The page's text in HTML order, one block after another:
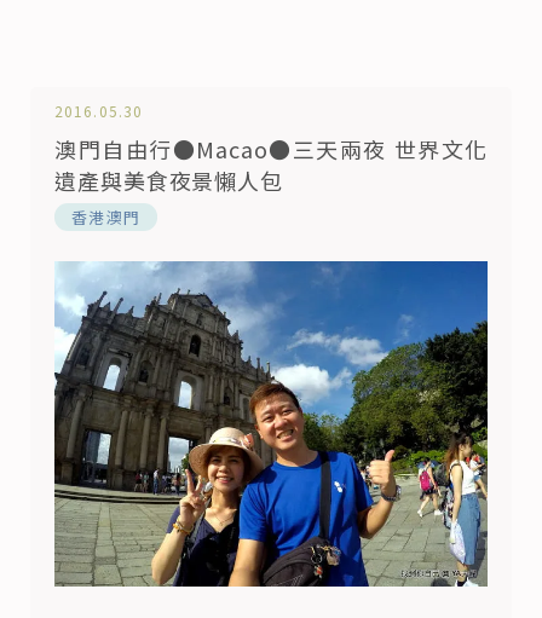
2016.05.30
澳門自由行●Macao●三天兩夜 世界文化
遺產與美食夜景懶人包
️香港澳門